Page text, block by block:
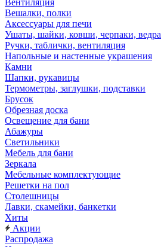
Вентиляция
Вешалки, полки
Аксессуары для печи
Ушаты, шайки, ковши, черпаки, ведра
Ручки, таблички, вентиляция
Напольные и настенные украшения
Камни
Шапки, рукавицы
Термометры, заглушки, подставки
Брусок
Обрезная доска
Освещение для бани
Абажуры
Светильники
Мебель для бани
Зеркала
Мебельные комплектующие
Решетки на пол
Столешницы
Лавки, скамейки, банкетки
Хиты
Акции
Распродажа